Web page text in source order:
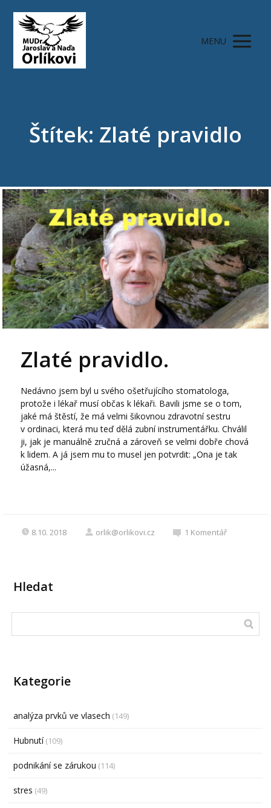
MENU
Štítek: Zlaté pravidlo
Zlaté pravidlo.
Nedávno jsem byl u svého ošetřujícího stomatologa,
protože i lékař musí občas k lékaři. Bavili jsme se o tom,
jaké má štěstí, že má velmi šikovnou zdravotní sestru
v ordinaci, která mu teď dělá zubní instrumentářku. Chválil
ji, jak je manuálně zručná a zároveň se velmi dobře chová
k lidem. A já jsem mu to musel jen potvrdit: „Ona je tak
úžasná,...
8.10. 2018 orlik@orlikovi.cz 1 Komentář
Hledat
Kategorie
analýza prvků ve vlasech (149)
Hubnutí(109)
podnikání se zárukou (114)
stres (49)